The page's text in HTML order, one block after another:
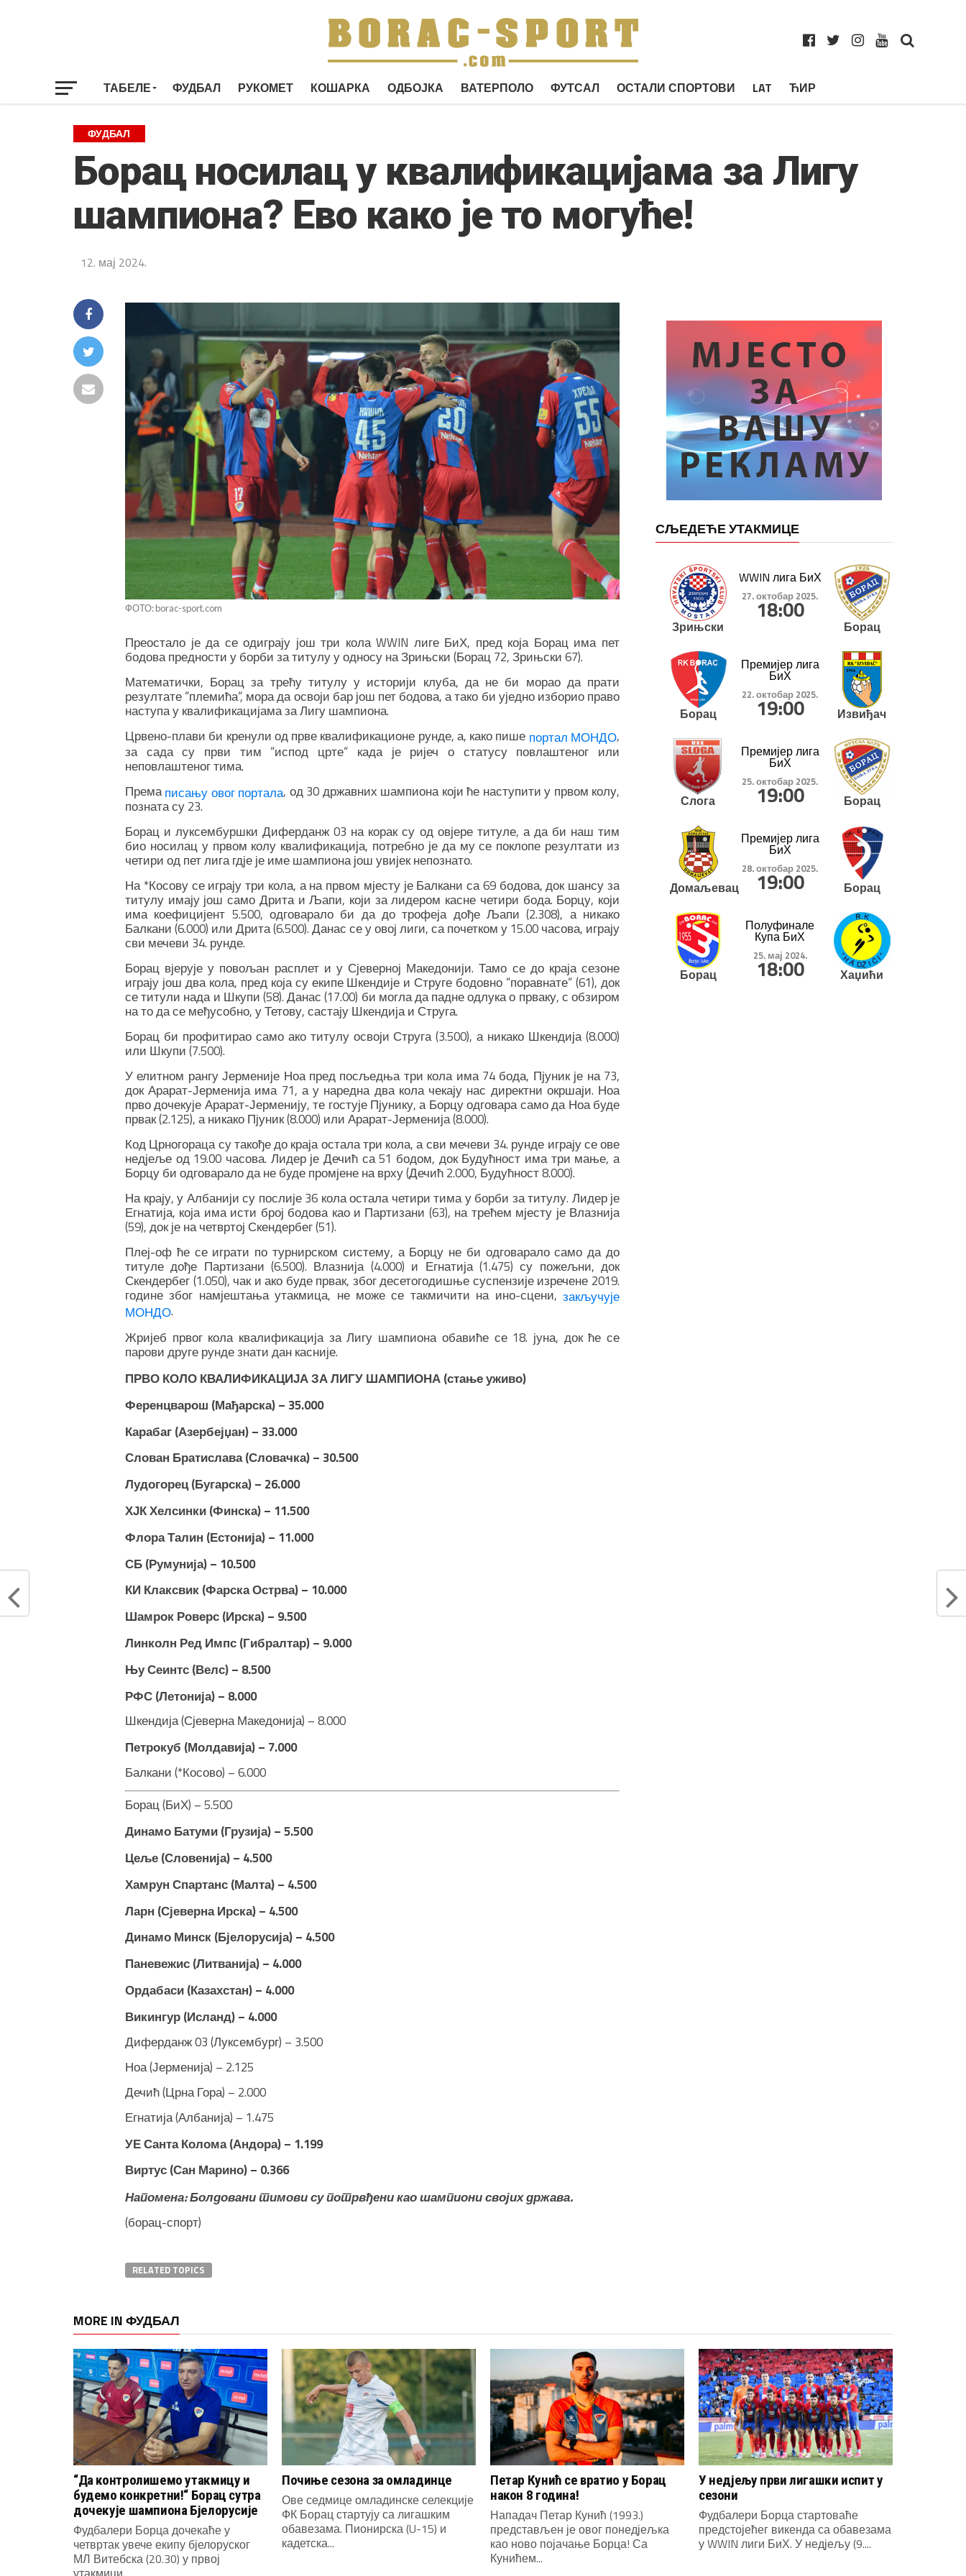
ТАБЕЛЕ ФУДБАЛ РУКОМЕТ КОШАРКА ОДБОЈКА ВАТЕРПОЛО ФУТСАЛ ОСТАЛИ СПОРТОВИ LAT ЋИР
ФУДБАЛ
Борац носилац у квалификацијама за Лигу
шампиона? Ево како је то могуће!
12. мај 2024.
ФОТО: borac-sport.com
Преостало је да се одиграју још три кола WWIN лиге БиХ, пред која Борац има пет
бодова предности у борби за титулу у односу на Зрињски (Борац 72, Зрињски 67).
Математички, Борац за трећу титулу у историји клуба, да не би морао да прати
резултате “племића“, мора да освоји бар још пет бодова, а тако би уједно изборио право
наступа у квалификацијама за Лигу шампиона.
Црвено-плави би кренули од прве квалификационе рунде, а, како пише портал МОНДО,
за сада су први тим “испод црте“ када је ријеч о статусу повлаштеног или
неповлаштеног тима.
Премаписању овог портала, од 30 државних шампиона који ће наступити у првом колу,
позната су 23.
Борац и луксембуршки Диферданж 03 на корак су од овјере титуле, а да би наш тим
био носилац у првом колу квалификација, потребно је да му се поклопе резултати из
четири од пет лига гдје је име шампиона још увијек непознато.
На *Косову се играју три кола, а на првом мјесту је Балкани са 69 бодова, док шансу за
титулу имају још само Дрита и Љапи, који за лидером касне четири бода. Борцу, који
има коефицијент 5.500, одговарало би да до трофеја дође Љапи (2.308), а никако
Балкани (6.000) или Дрита (6.500). Данас се у овој лиги, са почетком у 15.00 часова, играју
сви мечеви 34. рунде.
Борац вјерује у повољан расплет и у Сјеверној Македонији. Тамо се до краја сезоне
играју још два кола, пред која су екипе Шкендије и Струге бодовно “поравнате“ (61), док
се титули нада и Шкупи (58). Данас (17.00) би могла да падне одлука о прваку, с обзиром
на то да се међусобно, у Тетову, састају Шкендија и Струга.
Борац би профитирао само ако титулу освоји Струга (3.500), а никако Шкендија (8.000)
или Шкупи (7.500).
У елитном рангу Јерменије Ноа пред посљедња три кола има 74 бода, Пјуник је на 73,
док Арарат-Јерменија има 71, а у наредна два кола чекају нас директни окршаји. Ноа
прво дочекује Арарат-Јерменију, те гостује Пјунику, а Борцу одговара само да Ноа буде
првак (2.125), а никако Пјуник (8.000) или Арарат-Јерменија (8.000).
Код Црногораца су такође до краја остала три кола, а сви мечеви 34. рунде играју се ове
недјеље од 19.00 часова. Лидер је Дечић са 51 бодом, док Будућност има три мање, а
Борцу би одговарало да не буде промјене на врху (Дечић 2.000, Будућност 8.000).
На крају, у Албанији су послије 36 кола остала четири тима у борби за титулу. Лидер је
Егнатија, која има исти број бодова као и Партизани (63), на трећем мјесту је Влазнија
(59), док је на четвртој Скендербег (51).
Плеј-оф ће се играти по турнирском систему, а Борцу не би одговарало само да до
титуле дође Партизани (6.500). Влазнија (4.000) и Егнатија (1.475) су пожељни, док
Скендербег (1.050), чак и ако буде првак, због десетогодишње суспензије изречене 2019.
године због намјештања утакмица, не може се такмичити на ино-сцени, закључује
МОНДО.
Жријеб првог кола квалификација за Лигу шампиона обавиће се 18. јуна, док ће се
парови друге рунде знати дан касније.
ПРВО КОЛО КВАЛИФИКАЦИЈА ЗА ЛИГУ ШАМПИОНА (стање уживо)
Ференцварош (Мађарска) – 35.000
Карабаг (Азербејџан) – 33.000
Слован Братислава (Словачка) – 30.500
Лудогорец (Бугарска) – 26.000
ХЈК Хелсинки (Финска) – 11.500
Флора Талин (Естонија) – 11.000
СБ (Румунија) – 10.500
КИ Клаксвик (Фарска Острва) – 10.000
Шамрок Роверс (Ирска) – 9.500
Линколн Ред Импс (Гибралтар) – 9.000
Њу Сеинтс (Велс) – 8.500
РФС (Летонија) – 8.000
Шкендија (Сјеверна Македонија) – 8.000
Петрокуб (Молдавија) – 7.000
Балкани (*Косово) – 6.000
Борац (БиХ) – 5.500
Динамо Батуми (Грузија) – 5.500
Цеље (Словенија) – 4.500
Хамрун Спартанс (Малта) – 4.500
Ларн (Сјеверна Ирска) – 4.500
Динамо Минск (Бјелорусија) – 4.500
Паневежис (Литванија) – 4.000
Ордабаси (Казахстан) – 4.000
Викингур (Исланд) – 4.000
Диферданж 03 (Луксембург) – 3.500
Ноа (Јерменија) – 2.125
Дечић (Црна Гора) – 2.000
Егнатија (Албанија) – 1.475
УЕ Санта Колома (Андора) – 1.199
Виртус (Сан Марино) – 0.366
Напомена: Болдовани тимови су потрвђени као шампиони својих држава.
(борац-спорт)
RELATED TOPICS
СЉЕДЕЋЕ УТАКМИЦЕ
Зрињски
WWIN лига БиХ
27. октобар 2025.
18:00
Борац
Борац
Премијер лига
БиХ
22. октобар 2025.
19:00 Извиђач
Слога
Премијер лига
БиХ
25. октобар 2025.
19:00 Борац
Домаљевац
Премијер лига
БиХ
28. октобар 2025.
19:00 Борац
Борац
Полуфинале
Купа БиХ
25. мај 2024.
18:00 Хаџићи
MORE IN ФУДБАЛ
“Да контролишемо утакмицу и
будемо конкретни!“ Борац сутра
дочекује шампиона Бјелорусије
Фудбалери Борца дочекаће у
четвртак увече екипу бјелоруског
МЛ Витебска (20.30) у првој
Почиње сезона за омладинце
Ове седмице омладинске селекције
ФК Борац стартују са лигашким
обавезама. Пионирска (U-15) и
кадетска...
Петар Кунић се вратио у Борац
након 8 година!
Нападач Петар Кунић (1993.)
представљен је овог понедјељка
као ново појачање Борца! Са
Кунићем...
У недјељу први лигашки испит у
сезони
Фудбалери Борца стартоваће
предстојећег викенда са обавезама
у WWIN лиги БиХ. У недјељу (9....